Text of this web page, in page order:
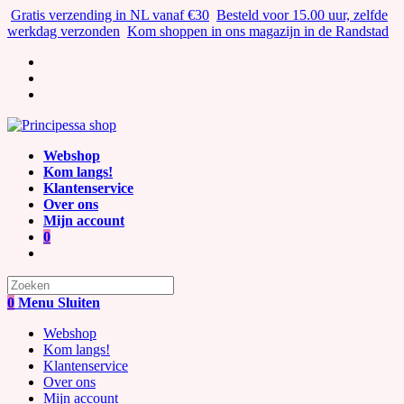
Ga
naar
Gratis verzending in NL vanaf €30 Besteld voor 15.00 uur, zelfde
werkdag verzonden Kom shoppen in ons magazijn in de Randstad
Webshop
Kom langs!
Klantenservice
Over ons
Mijn account
0
Zoek
naar:
0 Menu Sluiten
Webshop
Kom langs!
Klantenservice
Over ons
Mijn account